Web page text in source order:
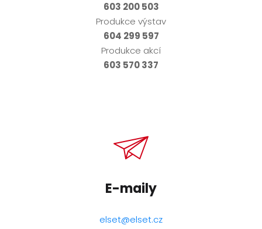
603 200 503
Produkce výstav
604 299 597
Produkce akcí
603 570 337
E-maily
elset@elset.cz